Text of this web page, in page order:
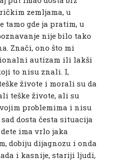
zemljama, u
gde ja pratim, u
nije bilo tako
Znači, ono što mi
autizam ili lakši
to nisu znali. I,
živote i morali su da
teške živote, ali su
problemima i nisu
dosta česta situacija
ima vrlo jaka
dobiju dijagnozu i onda
i kasnije, stariji ljudi,